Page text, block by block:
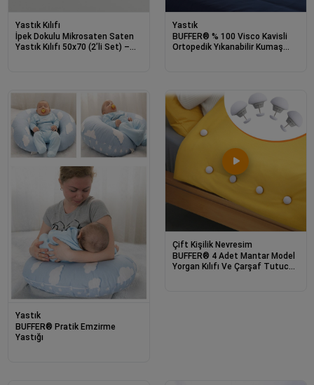
Yastık Kılıfı
İpek Dokulu Mikrosaten Saten
Yastık Kılıfı 50x70 (2’li Set) –
Yastık
BUFFER® % 100 Visco Kavisli
Ortopedik Yıkanabilir Kumaş
Yastık
BUFFER® Pratik Emzirme
Yastığı
Çift Kişilik Nevresim
BUFFER® 4 Adet Mantar Model
Yorgan Kılıfı Ve Çarşaf Tutucu